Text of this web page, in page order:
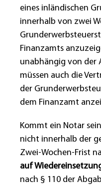
eines inländischen
innerhalb von zwei
Finanzamts
unabhängig von der
müssen auch die
der
dem Finanzamt
Kommt ein Notar
nicht innerhalb der
Zwei-Wochen-Frist
auf
nach § 110 der